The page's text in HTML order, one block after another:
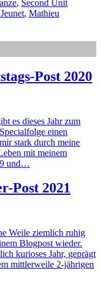
, Second Unit
, Mathieu
Post 2020
es dieses Jahr zum
einen
stark durch meine
mit meinem
und…
Post 2021
Weile ziemlich ruhig
Blogpost wieder.
kurioses Jahr, geprägt
mittlerweile 2-jährigen